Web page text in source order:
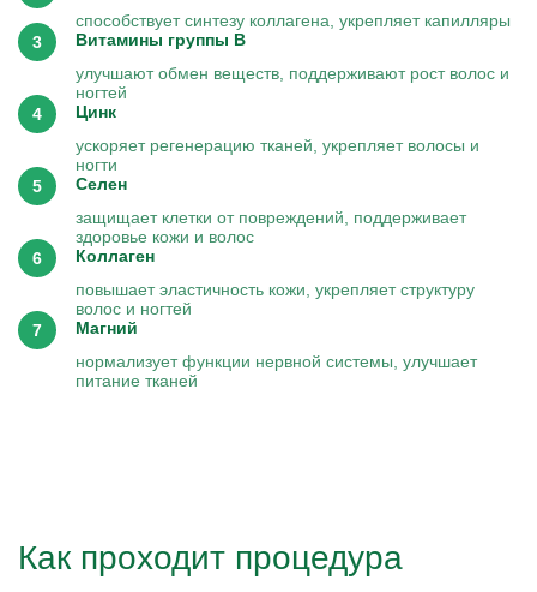
способствует синтезу коллагена, укрепляет капилляры
Витамины группы B
улучшают обмен веществ, поддерживают рост волос и
ногтей
Цинк
ускоряет регенерацию тканей, укрепляет волосы и
ногти
Селен
защищает клетки от повреждений, поддерживает
здоровье кожи и волос
Коллаген
повышает эластичность кожи, укрепляет структуру
волос и ногтей
Магний
нормализует функции нервной системы, улучшает
питание тканей
Как проходит процедура